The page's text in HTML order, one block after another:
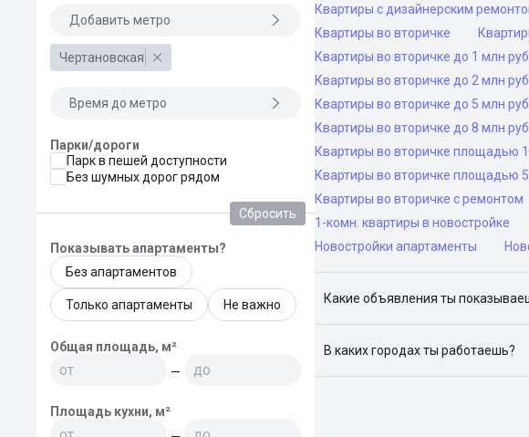
Добавить метро
Чертановская
Время до метро
Парки/дороги
Парк в пешей доступности
Без шумных дорог рядом
Сбросить
Показывать апартаменты?
Без апартаментов
Только апартаменты Не важно
Общая площадь, м²
—
Площадь кухни, м²
Квартиры с дизайнерским
Квартиры во вторичке
Квартиры во вторичке до 1 млн
Квартиры во вторичке до 2 млн
Квартиры во вторичке до 5 млн
Квартиры во вторичке до 8 млн
Квартиры во вторичке площадью
Квартиры во вторичке площадью
Квартиры во вторичке с ремонтом
1-комн. квартиры в новостройке
Новостройки апартаменты
Какие объявления ты
В каких городах ты работаешь?